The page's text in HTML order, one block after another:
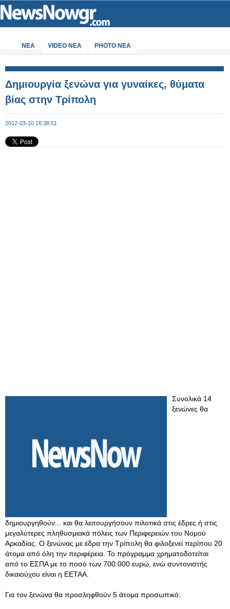
ΝΕΑ VIDEO NEA PHOTO NEA
Δημιουργία ξενώνα για γυναίκες, θύματα
βίας στην Τρίπολη
2012-03-10 16:38:51
Συνολικά 14
ξενώνες θα
δημιουργηθούν... και θα λειτουργήσουν πιλοτικά στις έδρες ή στις
μεγαλύτερες πληθυσμιακά πόλεις των Περιφερειών του Νομού
Αρκαδίας. Ο ξενώνας με έδρα την Τρίπολη θα φιλοξενεί περίπου 20
άτομα από όλη την περιφέρεια. Το πρόγραμμα χρηματοδοτείται
από το ΕΣΠΑ με το ποσό των 700.000 ευρώ, ενώ συντονιστής
δικαιούχου είναι η ΕΕΤΑΑ.
Για τον ξενώνα θα προσληφθούν 5 άτομα προσωπικό: